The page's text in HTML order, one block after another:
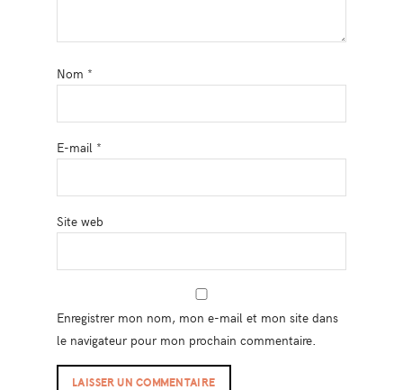
Nom *
E-mail *
Site web
Enregistrer mon nom, mon e-mail et mon site dans
le navigateur pour mon prochain commentaire.